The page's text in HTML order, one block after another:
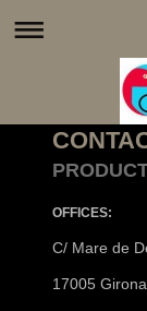
OFFICES:
C/ Mare de
17005 Girona